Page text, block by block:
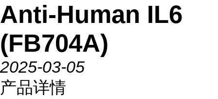
Anti-Human IL6
(FB704A)
2025-03-05
产品详情